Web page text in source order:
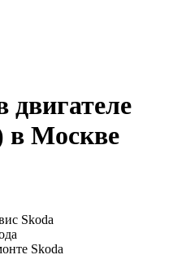
двигателе
в Москве
Skoda
Skoda